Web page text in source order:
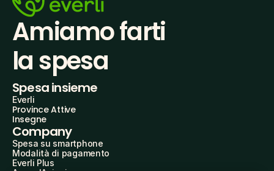
Amiamo farti
la spesa
Spesa insieme
Everli
Province Attive
Insegne
Company
Spesa su smartphone
Modalità di pagamento
Everli Plus